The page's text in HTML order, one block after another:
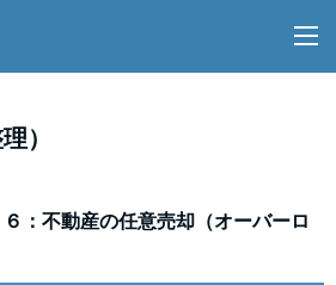
）
：不動産の任意売却（オーバーロ